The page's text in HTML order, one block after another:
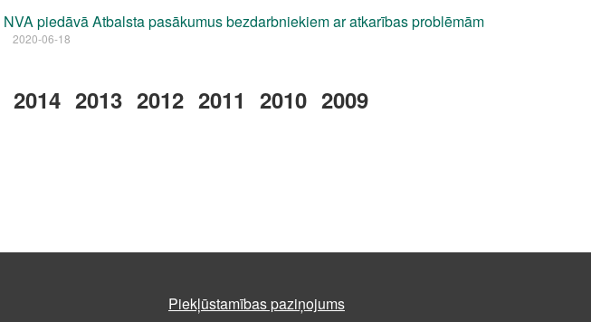
NVA piedāvā Atbalsta pasākumus bezdarbniekiem ar atkarības problēmām
2020-06-18
2014 2013 2012 2011 2010 2009
Piekļūstamības paziņojums